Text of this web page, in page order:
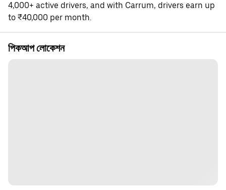
4,000+ active drivers, and with Carrum, drivers earn up
to ₹40,000 per month.
পিকআপ লোকেশন